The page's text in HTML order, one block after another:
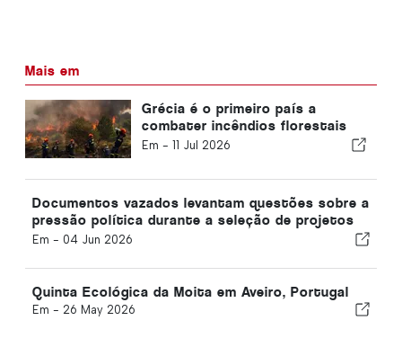
Mais em
Grécia é o primeiro país a
combater incêndios florestais
com tecnologia espacial
Em - 11 Jul 2026
Documentos vazados levantam questões sobre a
pressão política durante a seleção de projetos
estratégicos de matérias-primas da UE
Em - 04 Jun 2026
Quinta Ecológica da Moita em Aveiro, Portugal
Em - 26 May 2026